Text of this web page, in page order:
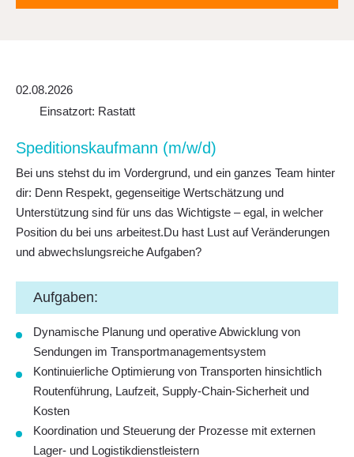
02.08.2026
Einsatzort: Rastatt
Spedi­ti­ons­kauf­mann (m/w/d)
Bei uns stehst du im Vordergrund, und ein ganzes Team hinter
dir: Denn Respekt, gegenseitige Wertschätzung und
Unterstützung sind für uns das Wichtigste – egal, in welcher
Position du bei uns arbeitest.Du hast Lust auf Veränderungen
und abwechslungsreiche Aufgaben?
Aufgaben:
Dynamische Planung und operative Abwicklung von
Sendungen im Transportmanagementsystem
Kontinuierliche Optimierung von Transporten hinsichtlich
Routenführung, Laufzeit, Supply-Chain-Sicherheit und
Kosten
Koordination und Steuerung der Prozesse mit externen
Lager- und Logistikdienstleistern